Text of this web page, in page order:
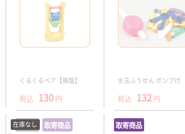
くるくるベア【廃盤】
税込 130 円
水玉ふうせん ポンプ付
税込 132 円
在庫切 取寄商品
在庫なし 取寄商品